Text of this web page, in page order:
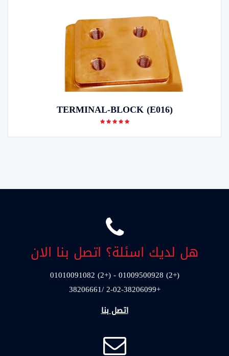
TERMINAL-BLOCK (E016)
هل لديك اسئلة؟ اتصل بنا الان
(+2) 01009500928 - (+2) 01010091082
+2-02-38206099 /38206661
اتصل بنا